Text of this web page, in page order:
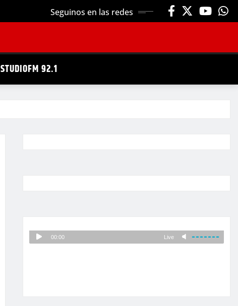
Seguinos en las redes
STUDIOFM 92.1